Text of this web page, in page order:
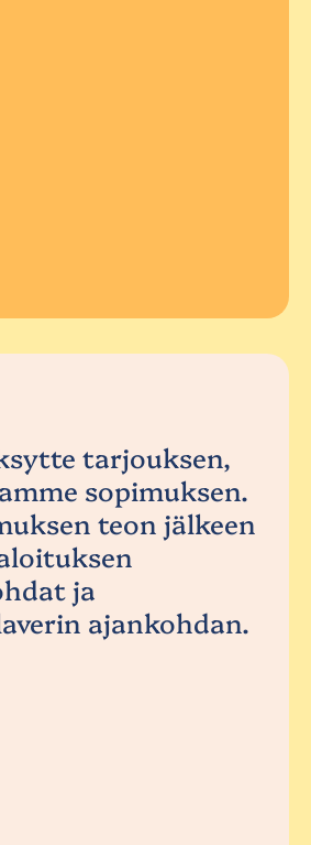
tarjouksen,
sopimuksen.
teon jälkeen
ja
ajankohdan.